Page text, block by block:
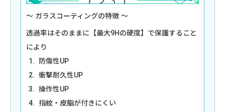
ガラスコーティングの特徴
透過率はそのままに【最大9Hの硬度】で保護すること
により
防傷性UP
衝撃耐久性UP
操作性UP
指紋・皮脂が付きにくい